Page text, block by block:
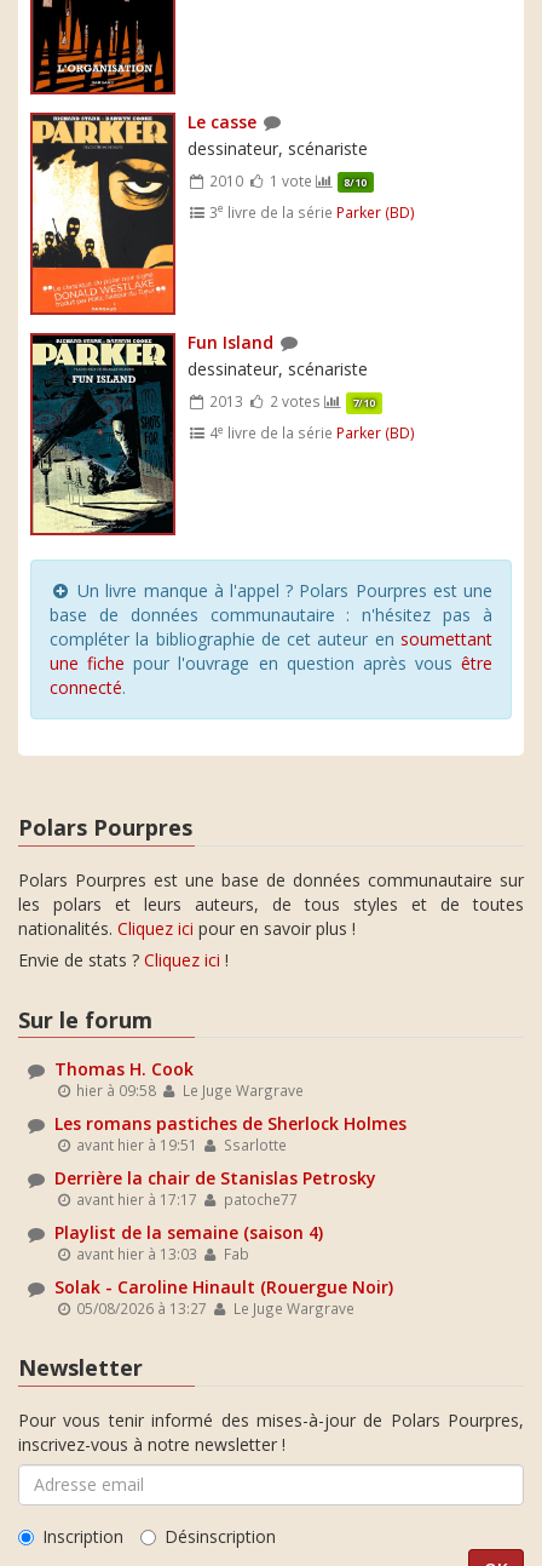
Le casse
dessinateur, scénariste
2010 1 vote 8/10
3e livre de la série Parker (BD)
Fun Island
dessinateur, scénariste
2013 2 votes 7/10
4e livre de la série Parker (BD)
Un livre manque à l'appel ? Polars Pourpres est une
base de données communautaire : n'hésitez pas à
compléter la bibliographie de cet auteur en soumettant
une fiche pour l'ouvrage en question après vous être
connecté.
Polars Pourpres
Polars Pourpres est une base de données communautaire sur
les polars et leurs auteurs, de tous styles et de toutes
nationalités. Cliquez ici pour en savoir plus !
Envie de stats ? Cliquez ici !
Sur le forum
Thomas H. Cook
hier à 09:58 Le Juge Wargrave
Les romans pastiches de Sherlock Holmes
avant hier à 19:51 Ssarlotte
Derrière la chair de Stanislas Petrosky
avant hier à 17:17 patoche77
Playlist de la semaine (saison 4)
avant hier à 13:03 Fab
Solak - Caroline Hinault (Rouergue Noir)
05/08/2026 à 13:27 Le Juge Wargrave
Newsletter
Pour vous tenir informé des mises-à-jour de Polars Pourpres,
inscrivez-vous à notre newsletter !
Inscription Désinscription